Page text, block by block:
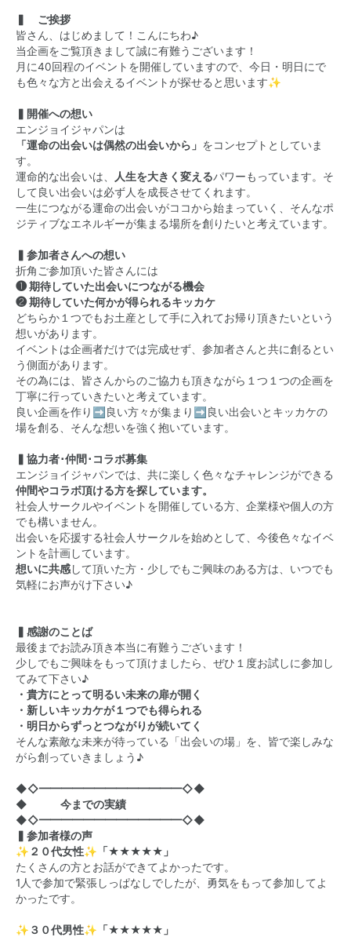
▍ ご挨拶
皆さん、はじめまして！こんにちわ♪
当企画をご覧頂きまして誠に有難うございます！
月に40回程のイベントを開催していますので、今日・明日にで
も色々な方と出会えるイベントが探せると思います✨
▍開催への想い
エンジョイジャパンは
「運命の出会いは偶然の出会いから」 をコンセプトとしていま
す。
運命的な出会いは、
人生を大きく変えるパワーもっています。そ
して良い出会いは必ず人を成長させてくれます。
一生につながる運命の出会いがココから始まっていく、そんなポ
ジティブなエネルギーが集まる場所を創りたいと考えています。
▍参加者さんへの想い
折角ご参加頂いた皆さんには
❶ 期待していた出会いにつながる機会
❷ 期待していた何かが得られるキッカケ
どちらか１つでもお土産として手に入れてお帰り頂きたいという
想いがあります。
イベントは企画者だけでは完成せず、参加者さんと共に創るとい
う側面があります。
その為には、皆さんからのご協力も頂きながら１つ１つの企画を
丁寧に行っていきたいと考えています。
良い企画を作り➡良い方々が集まり➡良い出会いとキッカケの
場を創る、そんな想いを強く抱いています。
▍協力者･仲間･コラボ募集
エンジョイジャパンでは、共に楽しく色々なチャレンジができる
仲間やコラボ頂ける方を探しています。
社会人サークルやイベントを開催している方、企業様や個人の方
でも構いません。
出会いを応援する社会人サークルを始めとして、今後色々なイベ
ントを計画しています。
想いに共感して頂いた方・少しでもご興味のある方は、いつでも
気軽にお声がけ下さい♪
▍感謝のことば
最後までお読み頂き本当に有難うございます！
少しでもご興味をもって頂けましたら、ぜひ１度お試しに参加し
てみて下さい♪
・貴方にとって明るい未来の扉が開く
・新しいキッカケが１つでも得られる
・明日からずっとつながりが続いてく
そんな素敵な未来が待っている「出会いの場」を、皆で楽しみな
がら創っていきましょう♪
◆◇━━━━━━━━━━━━━◇◆
◆ 今までの実績
◆◇━━━━━━━━━━━━━◇◆
▍参加者様の声
✨２０代女性✨「★★★★★」
たくさんの方とお話ができてよかったです。
1人で参加で緊張しっぱなしでしたが、勇気をもって参加してよ
かったです。
✨３０代男性✨「★★★★★」